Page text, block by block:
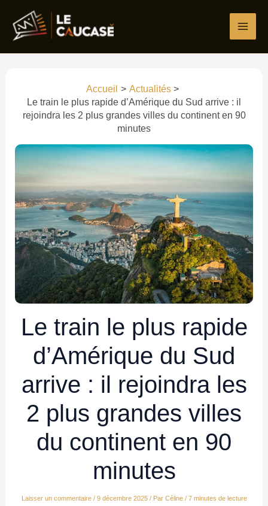
contenu
Accueil
Actualités
Le train le plus rapide d’Amérique du Sud arrive : il
rejoindra les 2 plus grandes villes du continent en 90
minutes
Le train le plus rapide
d’Amérique du Sud
arrive : il rejoindra les
2 plus grandes villes
du continent en 90
minutes
Laisser un commentaire / 9 décembre 2025 / Par Céline / 7 minutes de lecture
ici…
mail*